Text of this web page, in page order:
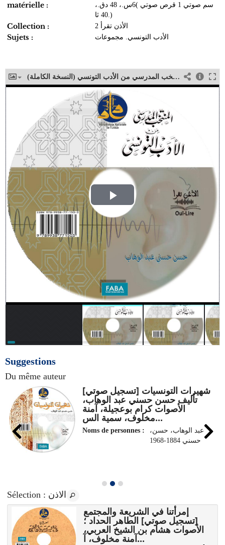
matérielle :
سم صوتي 1 قرص صوتي )6س.، 48 دق.،
40 ثا.)
Collection : الأذن تقرأ 2
Sujets : الأدب التونسي. مجموعات
المنتخب المدرسي من الأدب التونسي (النسخة الكاملة)
Play
Video
Suggestions
Du même auteur
شهيرات التونسيات [تسجيل صوتي]
تأليف حسن حسني عبد الوهاب،
الأصوات كرام بوعجيلة، آمنة
مخلوف، سمية الس...
Noms de personnes :
،عبد الوهاب، حسن
حسني 1884-1968
Sélection : الاذن
إمرأتنا في الشريعة والمجتمع
[تسجيل صوتي] الطاهر الحداد ؛
الأصوات هشام بن الشيخ العربي،
آمنة مخلوف، آ...